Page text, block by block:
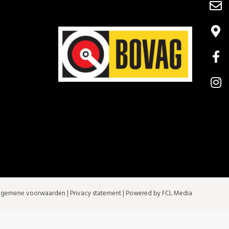
voorwaarden | Privacy statement| Powered by FCL Media